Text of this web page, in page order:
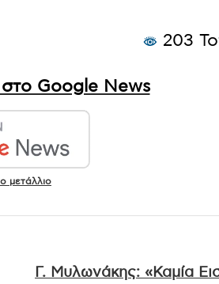
203
Google News
μετάλλιο
Γ. Μυλωνάκης: «Καμία